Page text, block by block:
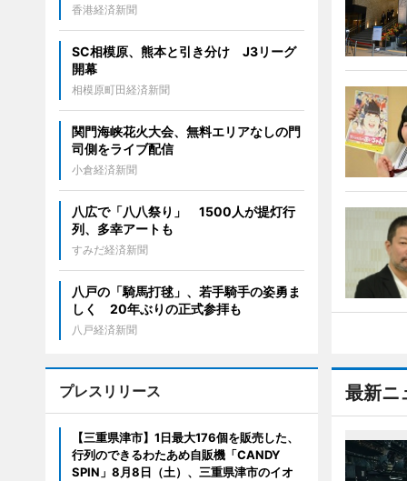
最新ニ
香港経済新聞
SC相模原、熊本と引き分け J3リーグ
開幕
相模原町田経済新聞
関門海峡花火大会、無料エリアなしの門
司側をライブ配信
小倉経済新聞
八広で「八八祭り」 1500人が提灯行
列、多幸アートも
すみだ経済新聞
八戸の「騎馬打毬」、若手騎手の姿勇ま
しく 20年ぶりの正式参拝も
八戸経済新聞
プレスリリース
【三重県津市】1日最大176個を販売した、
行列のできるわたあめ自販機「CANDY
SPIN」8月8日（土）、三重県津市のイオ